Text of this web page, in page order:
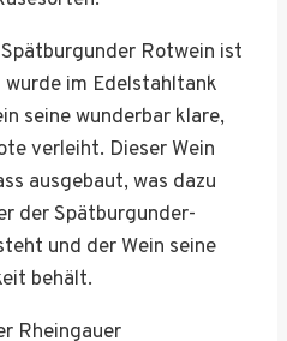
Rotwein ist
im Edelstahltank
seine wunderbar klare,
verleiht. Dieser Wein
ausgebaut, was dazu
der Spätburgunder-
und der Wein seine
behält.
Rheingauer